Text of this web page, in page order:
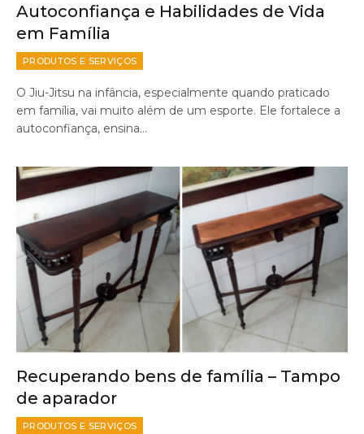
Autoconfiança e Habilidades de Vida
em Família
PRODUTOS E SERVIÇOS
O Jiu-Jitsu na infância, especialmente quando praticado
em família, vai muito além de um esporte. Ele fortalece a
autoconfiança, ensina…
Recuperando bens de família – Tampo
de aparador
PRODUTOS E SERVIÇOS